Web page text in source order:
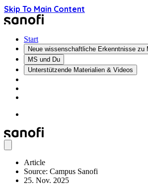
Skip To Main Content
Start
Neue wissenschaftliche Erkenntnisse zu
MS und Du
Unterstützende Materialien & Videos
Article
Source: Campus Sanofi
25. Nov. 2025